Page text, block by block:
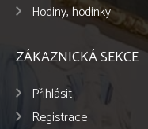
Hodiny, hodinky
ZÁKAZNICKÁ SEKCE
Přihlásit
Registrace